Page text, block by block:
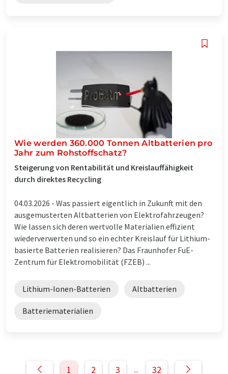
Wie werden 360.000 Tonnen Altbatterien pro
Jahr zum Rohstoffschatz?
Steigerung von Rentabilität und Kreislauffähigkeit
durch direktes Recycling
04.03.2026 - Was passiert eigentlich in Zukunft mit den
ausgemusterten Altbatterien von Elektrofahrzeugen?
Wie lassen sich deren wertvolle Materialien effizient
wiederverwerten und so ein echter Kreislauf für Lithium-
basierte Batterien realisieren? Das Fraunhofer FuE-
Zentrum für Elektromobilität (FZEB) ...
Lithium-Ionen-Batterien Altbatterien
Batteriematerialien
1 2 3 ... 32